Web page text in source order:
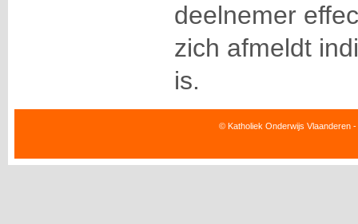
deelnemer
zich afmeldt
is.
© Katholiek Onderwijs Vlaanderen